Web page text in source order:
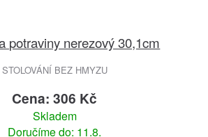
potraviny nerezový 30,1cm
STOLOVÁNÍ BEZ HMYZU
Cena: 306 Kč
Skladem
Doručíme do: 11.8.